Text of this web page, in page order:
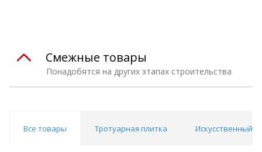
Понадобятся на других этапах строительства
Смежные товары
Все товары Тротуарная плитка Искусственный